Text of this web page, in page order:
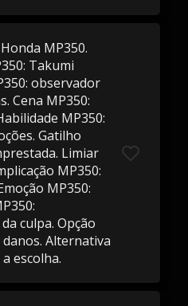
MP350.
Takumi
observador
Cena MP350:
MP350:
Gatilho
Limiar
MP350:
MP350:
culpa. Opção
Alternativa
escolha.